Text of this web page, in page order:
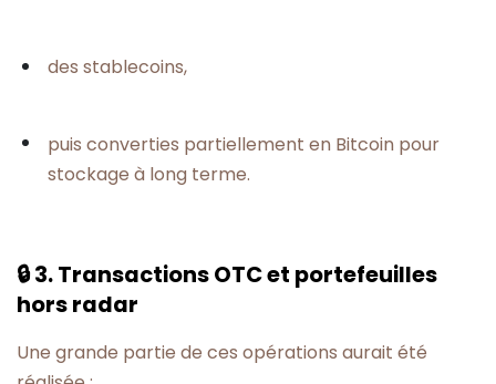
des stablecoins,
puis converties partiellement en Bitcoin pour
stockage à long terme.
🔒 3. Transactions OTC et portefeuilles
hors radar
Une grande partie de ces opérations aurait été